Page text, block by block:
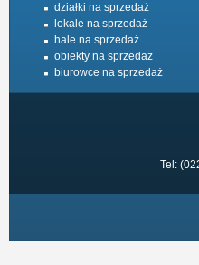
działki na sprzedaż
lokale na sprzedaż
hale na sprzedaż
obiekty na sprzedaż
biurowce na sprzedaż
Tel: